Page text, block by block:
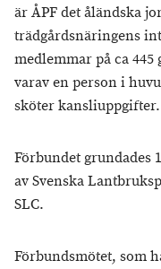
är ÅPF det åländska
trädgårdsnäringens
medlemmar på ca
varav en person i
sköter kansliuppgifter.
Förbundet grundades
av Svenska
SLC.
Förbundsmötet, som